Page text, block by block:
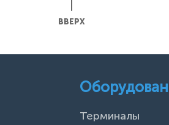
ВВЕРХ
Терминалы